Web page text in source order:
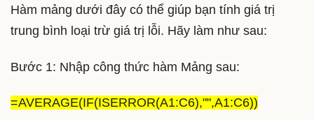
Hàm mảng dưới đây có thể giúp bạn tính giá trị
trung bình loại trừ giá trị lỗi. Hãy làm như sau:
Bước 1: Nhập công thức hàm Mảng sau:
=AVERAGE(IF(ISERROR(A1:C6),"",A1:C6))